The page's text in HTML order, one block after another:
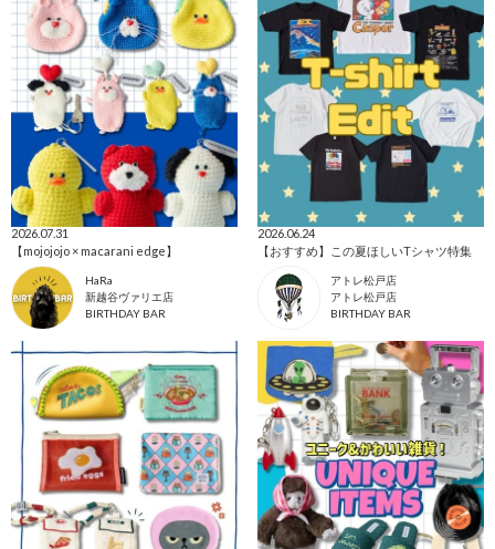
2026.07.31
【mojojojo × macarani edge】
HaRa
新越谷ヴァリエ店
BIRTHDAY BAR
2026.06.24
【おすすめ】この夏ほしいTシャツ特集
アトレ松戸店
アトレ松戸店
BIRTHDAY BAR